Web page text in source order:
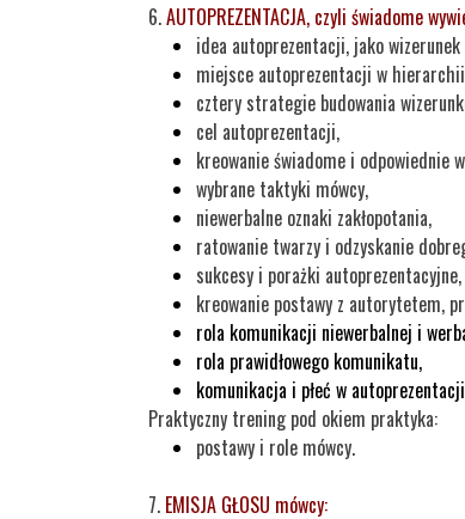
6.AUTOPREZENTACJA, czyli świadome
idea autoprezentacji, jako wizerunek
miejsce autoprezentacji w
cztery strategie budowania
cel autoprezentacji,
kreowanie świadome i odpowiednie
wybrane taktyki mówcy,
niewerbalne oznaki zakłopotania,
ratowanie twarzy i odzyskanie
sukcesy i porażki autoprezentacyjne,
kreowanie postawy z autorytetem,
rola komunikacji niewerbalnej i
rola prawidłowego komunikatu,
komunikacja i płeć w
Praktyczny trening pod okiem praktyka:
postawy i role mówcy.
7. EMISJA GŁOSU mówcy: